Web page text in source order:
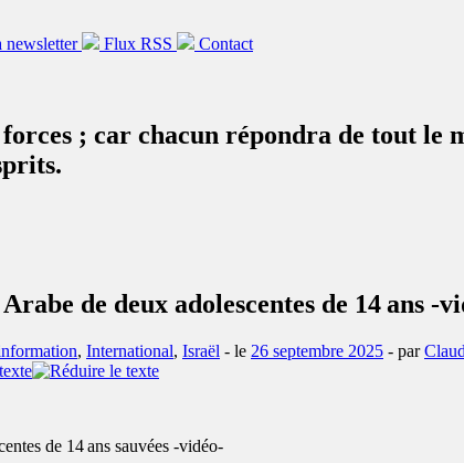
newsletter Flux RSS Contact
; car chacun répondra de tout le
de deux adolescentes de 14 ans -
, International, Israël - le 26 septembre 2025 - par